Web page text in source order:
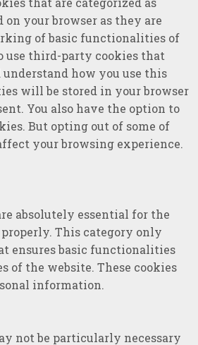
on your browser as they are
of basic functionalities of
use third-party cookies that
understand how you use this
will be stored in your browser
You also have the option to
But opting out of some of
your browsing experience.
absolutely essential for the
This category only
ensures basic functionalities
of the website. These cookies
information.
not be particularly necessary